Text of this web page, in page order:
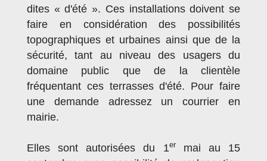
dites « d'été ». Ces installations doivent se
faire en considération des possibilités
topographiques et urbaines ainsi que de la
sécurité, tant au niveau des usagers du
domaine public que de la clientèle
fréquentant ces terrasses d'été. Pour faire
une demande adressez un courrier en
mairie.
Elles sont autorisées du 1ermai au 15